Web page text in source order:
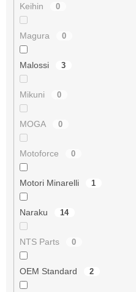
Keihin 0
Magura 0
Malossi 3
Mikuni 0
MOGA 0
Motoforce 0
Motori Minarelli 1
Naraku 14
NTS Parts 0
OEM Standard 2